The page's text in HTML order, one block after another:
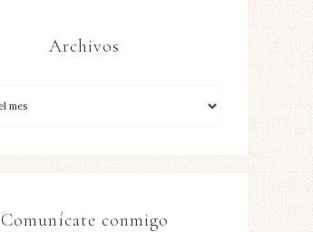
Archivos
Comunícate conmigo